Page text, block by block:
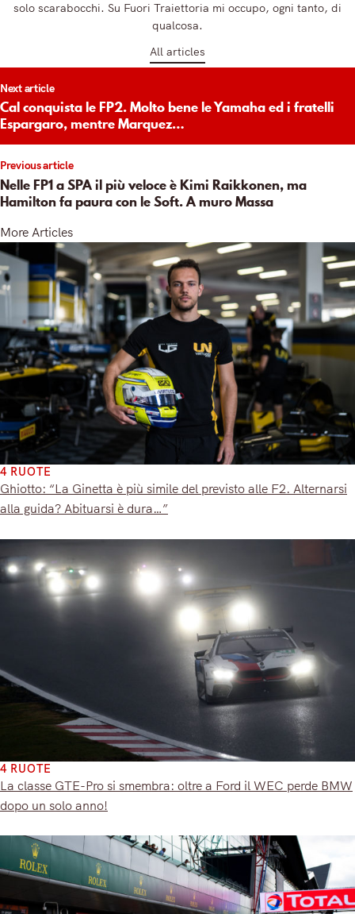
solo scarabocchi. Su Fuori Traiettoria mi occupo, ogni tanto, di
qualcosa.
All articles
Previous article
Nelle FP1 a SPA il più veloce è Kimi Raikkonen, ma
Hamilton fa paura con le Soft. A muro Massa
Next article
Cal conquista le FP2. Molto bene le Yamaha ed i fratelli
Espargaro, mentre Marquez…
More Articles
4 RUOTE
Ghiotto: “La Ginetta è più simile del previsto alle F2. Alternarsi
alla guida? Abituarsi è dura…”
4 RUOTE
La classe GTE-Pro si smembra: oltre a Ford il WEC perde BMW
dopo un solo anno!